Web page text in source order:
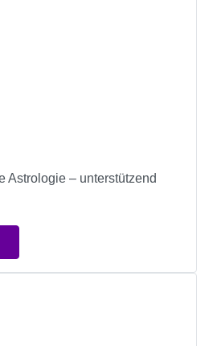
Astrologie – unterstützend